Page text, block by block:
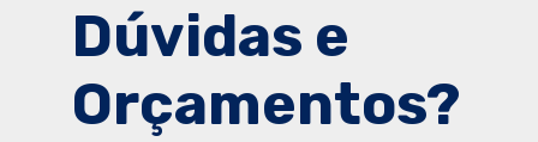
Dúvidas e
Orçamentos?